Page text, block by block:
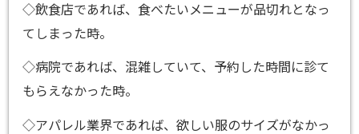
◇飲食店であれば、食べたいメニューが品切れとなっ
てしまった時。
◇病院であれば、混雑していて、予約した時間に診て
もらえなかった時。
◇アパレル業界であれば、欲しい服のサイズがなかっ